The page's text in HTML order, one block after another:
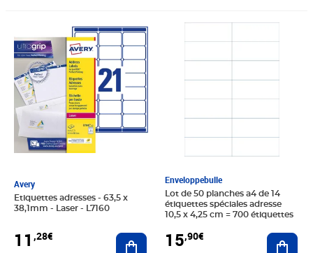
Avery
Etiquettes adresses - 63,5 x
38,1mm - Laser - L7160
11 ,28€ Ajouter au panier
Enveloppebulle
Lot de 50 planches a4 de 14
étiquettes spéciales adresse
10,5 x 4,25 cm = 700 étiquettes
15,90€